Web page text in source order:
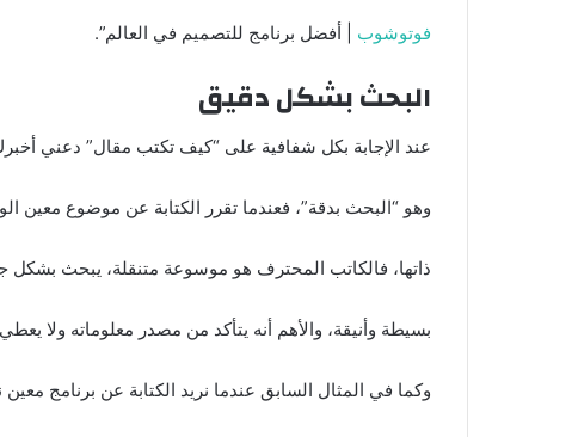
فوتوشوب | أفضل برنامج للتصميم في العالم”.
البحث بشكل دقيق
عند الإجابة بكل شفافية على “كيف تكتب مقال” دعني
وهو “البحث بدقة”، فعندما تقرر الكتابة عن موضوع معين
ذاتها، فالكاتب المحترف هو موسوعة متنقلة، يبحث بشكل
بسيطة وأنيقة، والأهم أنه يتأكد من مصدر معلوماته ولا
وكما في المثال السابق عندما نريد الكتابة عن برنامج